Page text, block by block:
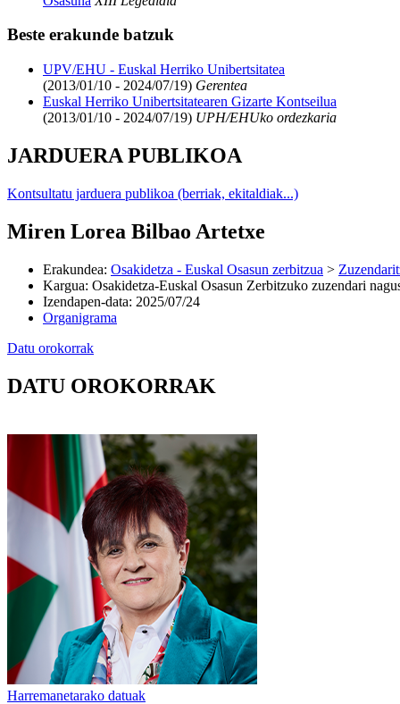
Beste erakunde batzuk
UPV/EHU - Euskal Herriko Unibertsitatea
(2013/01/10 - 2024/07/19) Gerentea
Euskal Herriko Unibertsitatearen Gizarte Kontseilua
(2013/01/10 - 2024/07/19) UPH/EHUko ordezkaria
JARDUERA PUBLIKOA
Kontsultatu jarduera publikoa (berriak, ekitaldiak...)
Miren Lorea Bilbao Artetxe
Erakundea: Osakidetza - Euskal Osasun zerbitzua >
Kargua: Osakidetza-Euskal Osasun Zerbitzuko zuzendari
Izendapen-data: 2025/07/24
Organigrama
Datu orokorrak
DATU OROKORRAK
Harremanetarako datuak